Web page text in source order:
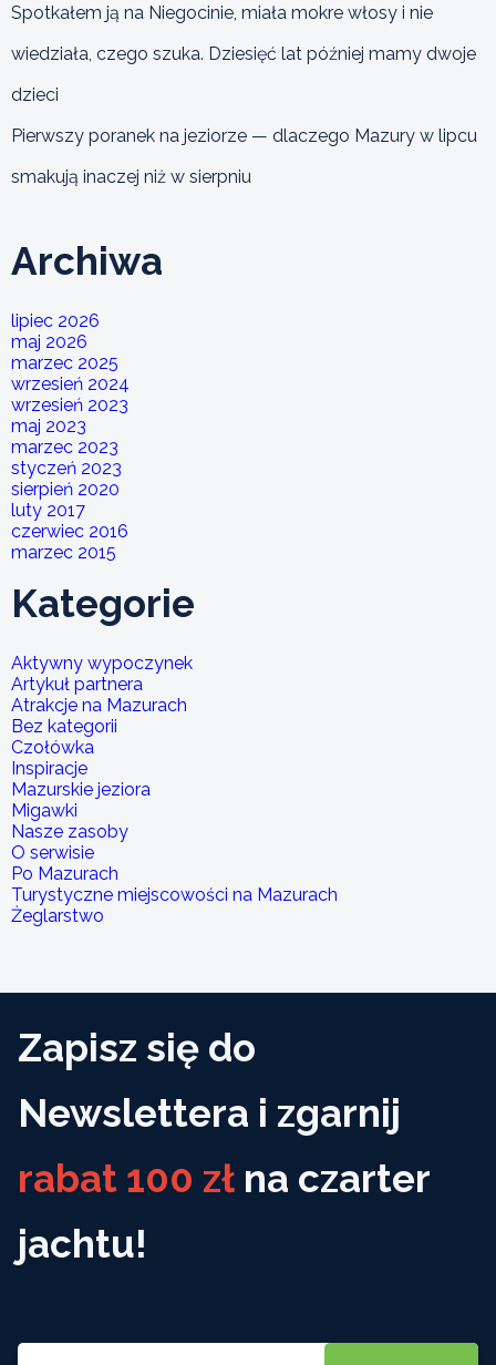
Spotkałem ją na Niegocinie, miała mokre włosy i nie
wiedziała, czego szuka. Dziesięć lat później mamy dwoje
dzieci
Pierwszy poranek na jeziorze — dlaczego Mazury w lipcu
smakują inaczej niż w sierpniu
Archiwa
lipiec 2026
maj 2026
marzec 2025
wrzesień 2024
wrzesień 2023
maj 2023
marzec 2023
styczeń 2023
sierpień 2020
luty 2017
czerwiec 2016
marzec 2015
Kategorie
Aktywny wypoczynek
Artykuł partnera
Atrakcje na Mazurach
Bez kategorii
Czołówka
Inspiracje
Mazurskie jeziora
Migawki
Nasze zasoby
O serwisie
Po Mazurach
Turystyczne miejscowości na Mazurach
Żeglarstwo
Zapisz się do
Newslettera i zgarnij
rabat 100 zł na czarter
jachtu!